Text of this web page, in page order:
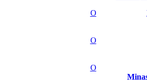
O
O
O